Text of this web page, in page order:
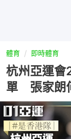
體育 即時體育
杭州亞運
單 張家朗